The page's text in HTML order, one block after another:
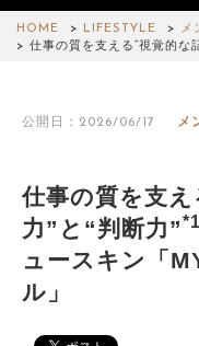
HOME LIFESTYLE
メ
仕事の質を支える“視覚的な
公開日：2026/06/17 メ
仕事の質を支
力”と“判断力”*1
ュースキン「
ル」